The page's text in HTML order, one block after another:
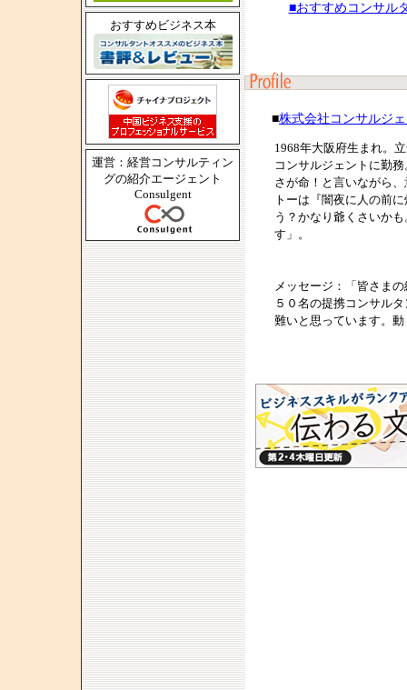
おすすめビジネス本
運営：経営コンサルティン
グの紹介エージェント
Consulgent
■おすすめコンサル
■株式会社コンサルジ
1968年大阪府生まれ。
コンサルジェントに勤
さが命！と言いながら
トーは『闇夜に人の前
う？かなり爺くさいか
す」。
メッセージ：「皆さま
５０名の提携コンサル
難いと思っています。